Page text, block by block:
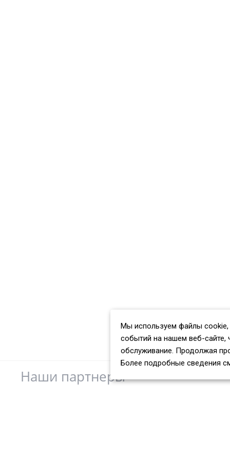
Наши партнеры
Мы используем файлы cookie,
событий на нашем веб-сайте,
обслуживание. Продолжая
Более подробные сведения